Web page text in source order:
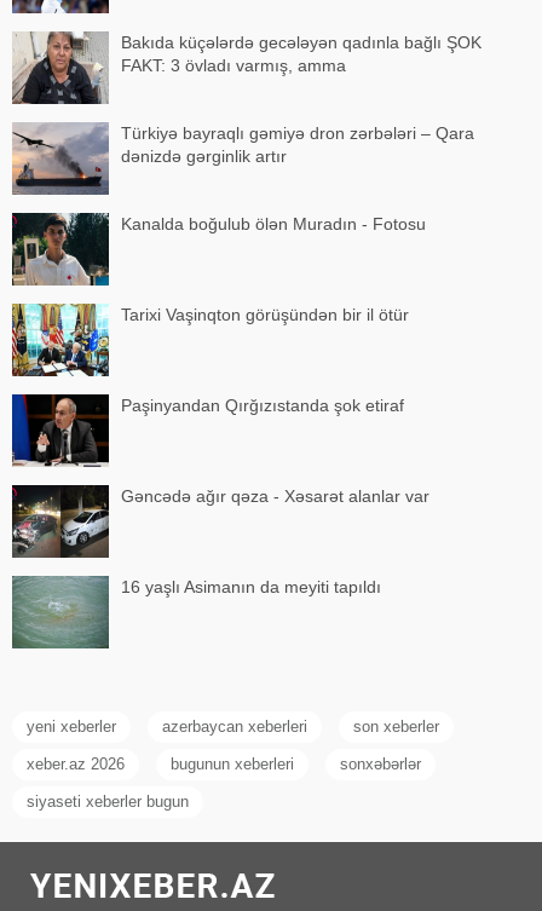
Bakıda küçələrdə gecələyən qadınla bağlı ŞOK
FAKT: 3 övladı varmış, amma
Türkiyə bayraqlı gəmiyə dron zərbələri – Qara
dənizdə gərginlik artır
Kanalda boğulub ölən Muradın - Fotosu
Tarixi Vaşinqton görüşündən bir il ötür
Paşinyandan Qırğızıstanda şok etiraf
Gəncədə ağır qəza - Xəsarət alanlar var
16 yaşlı Asimanın da meyiti tapıldı
yeni xeberler azerbaycan xeberleri son xeberler
xeber.az 2026 bugunun xeberleri sonxəbərlər
siyaseti xeberler bugun